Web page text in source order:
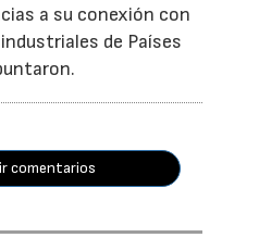
a su conexión con
de Países
comentarios